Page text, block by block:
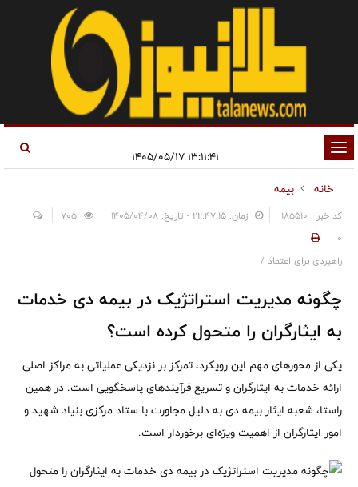
تغییر
وضعیت
ناوبری
خانه
بیمه
کد خبر : 185510 زمان: ۲۲:۴۷:۱۵ - تاریخ: ۱۴۰۵/۰۴/۰۸
0
راهبردی برای اعتماد /
چگونه مدیریت استراتژیک در بیمه دی خدمات
به ایثارگران را متحول کرده است؟
یکی از محورهای مهم این رویکرد، تمرکز بر نزدیکی عملیاتی به مراکز اصلی
ارائه خدمات به ایثارگران و تسریع فرآیندهای پاسخگویی است. در همین
راستا، شعبه ایثار بیمه دی به دلیل مجاورت با ستاد مرکزی بنیاد شهید و
امور ایثارگران از اهمیت ویژه‌ای برخوردار است.